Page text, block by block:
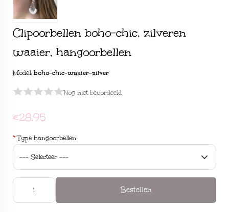
Clipoorbellen boho-chic, zilveren
waaier, hangoorbellen
Model: boho-chic-waaier-zilver
Nog niet beoordeeld
€28,95
*Type hangoorbellen
Bestellen